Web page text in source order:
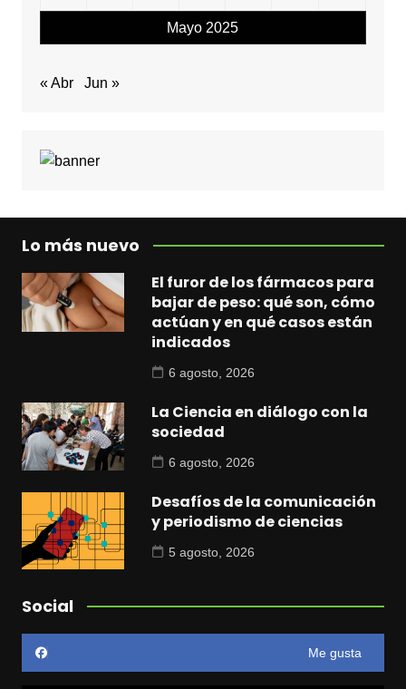
Mayo 2025
« Abr Jun »
Lo más nuevo
El furor de los fármacos para
bajar de peso: qué son, cómo
actúan y en qué casos están
indicados
6 agosto, 2026
La Ciencia en diálogo con la
sociedad
6 agosto, 2026
Desafíos de la comunicación
y periodismo de ciencias
5 agosto, 2026
Social
Me gusta